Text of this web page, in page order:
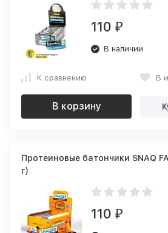
110 ₽
В наличии
К сравнению В
В корзину
Протеиновые батончики SNAQ
г)
110 ₽